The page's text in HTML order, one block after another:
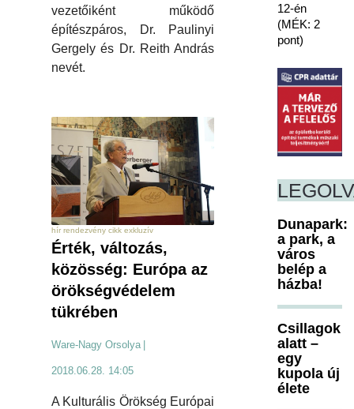
vezetőiként működő
építészpáros, Dr. Paulinyi
Gergely és Dr. Reith András
nevét.
hír rendezvény cikk exkluzív
Érték, változás,
közösség: Európa az
örökségvédelem
tükrében
Ware-Nagy Orsolya
2018.06.28. 14:05
A Kulturális Örökség Európai
12-én
(MÉK: 2
pont)
Dunapark:
a park, a
város
belép a
házba!
Csillagok
alatt –
egy
kupola új
élete